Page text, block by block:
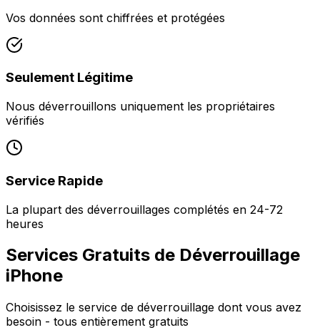
Vos données sont chiffrées et protégées
Seulement Légitime
Nous déverrouillons uniquement les propriétaires
vérifiés
Service Rapide
La plupart des déverrouillages complétés en 24-72
heures
Services Gratuits de Déverrouillage
iPhone
Choisissez le service de déverrouillage dont vous avez
besoin - tous entièrement gratuits